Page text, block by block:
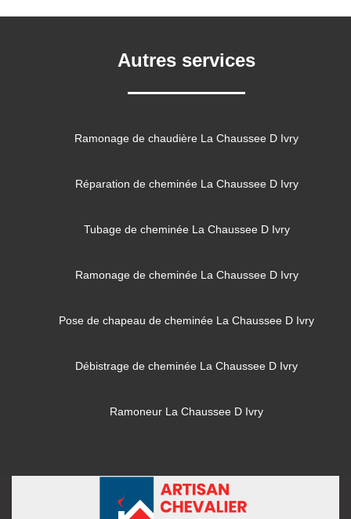
Autres services
Ramonage de chaudière La Chaussee D Ivry
Réparation de cheminée La Chaussee D Ivry
Tubage de cheminée La Chaussee D Ivry
Ramonage de cheminée La Chaussee D Ivry
Pose de chapeau de cheminée La Chaussee D Ivry
Débistrage de cheminée La Chaussee D Ivry
Ramoneur La Chaussee D Ivry